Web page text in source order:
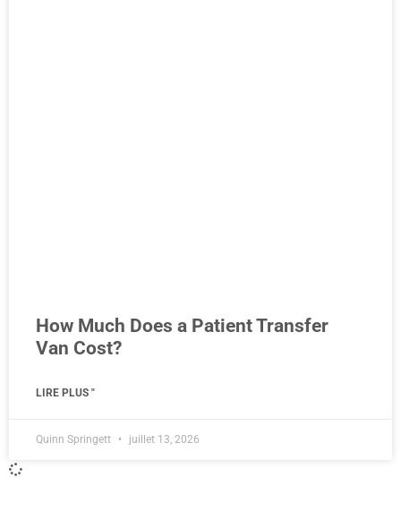
How Much Does a Patient Transfer
Van Cost?
LIRE PLUS "
Quinn Springett juillet 13, 2026